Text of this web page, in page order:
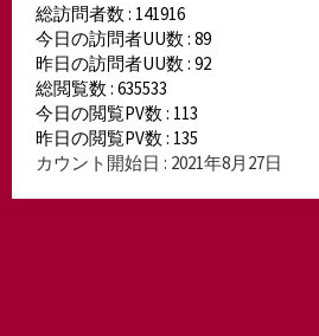
総訪問者数 : 141916
今日の訪問者UU数 : 89
昨日の訪問者UU数 : 92
総閲覧数 : 635533
今日の閲覧PV数 : 113
昨日の閲覧PV数 : 135
カウント開始日 : 2021年8月27日